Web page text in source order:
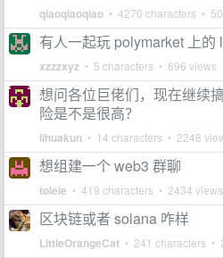
qiaoqiaoqiao • 4270 characters •
有人一起玩 polymarket 上的
xzzzxyz • 5 characters • 696 views
想问各位巨佬们，现在继续
险是不是很高？
lihuakun • 14 characters • 2248
想组建一个 web3 群聊
tolele • 419 characters • 2434 views
区块链或者 solana 咋样
LittleOrangeCat • 241 characters •